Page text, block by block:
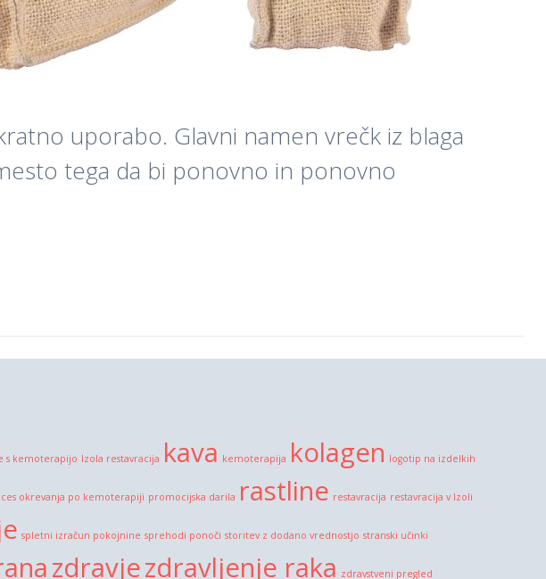
uporabo. Glavni namen vrečk iz blaga
tega da bi ponovno in ponovno
s kemoterapijo Izola restavracija kava kemoterapija kolagen logotip na izdelkih
okrevanja po kemoterapiji promocijska darila rastline restavracija restavracija v Izoli
spletni izračun pokojnine sprehodi ponoči storitev z dodano vrednostjo stranski učinki
zdravjezdravljenje raka zdravstveni pregled